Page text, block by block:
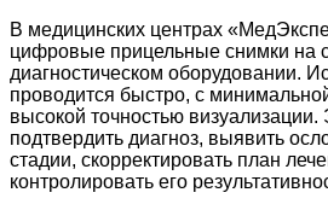
В медицинских центрах
цифровые прицельные снимки на
диагностическом оборудовании.
проводится быстро, с
высокой точностью визуализации.
подтвердить диагноз, выявить
стадии, скорректировать план
контролировать его